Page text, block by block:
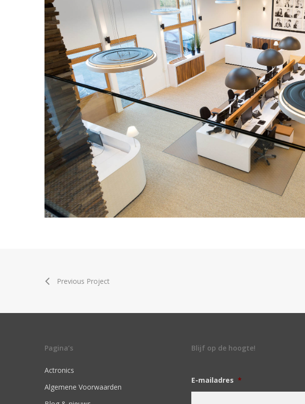
Previous Project
Pagina’s
Actronics
Algemene Voorwaarden
Blijf op de hoogte!
E-mailadres *